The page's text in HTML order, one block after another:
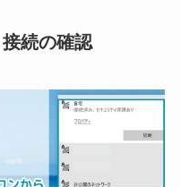
続の確認